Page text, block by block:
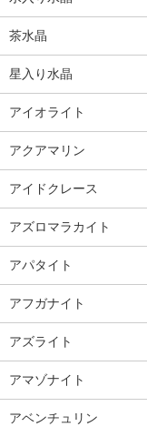
茶水晶
星入り水晶
アイオライト
アクアマリン
アイドクレース
アズロマラカイト
アパタイト
アフガナイト
アズライト
アマゾナイト
アベンチュリン